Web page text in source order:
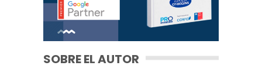
SOBRE EL AUTOR